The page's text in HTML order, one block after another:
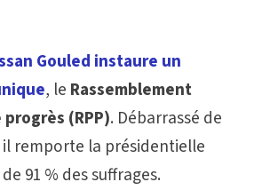
Gouled instaure un
, le Rassemblement
progrès (RPP). Débarrassé de
remporte la présidentielle
91 % des suffrages.